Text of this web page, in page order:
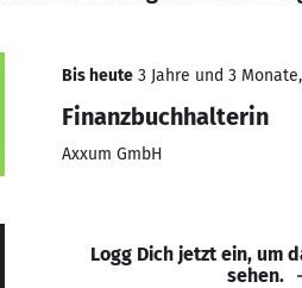
Bis heute 3 Jahre und 3
Finanzbuchhalterin
Axxum GmbH
Logg Dich jetzt ein, um
sehen.